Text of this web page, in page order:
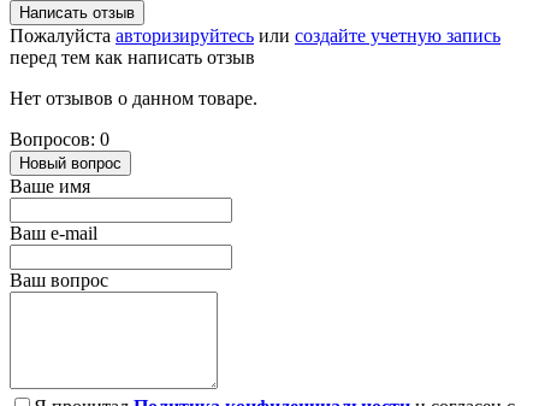
Написать отзыв
Пожалуйста авторизируйтесь или создайте учетную запись
перед тем как написать отзыв
Нет отзывов о данном товаре.
Вопросов: 0
Новый вопрос
Ваше имя
Ваш e-mail
Ваш вопрос